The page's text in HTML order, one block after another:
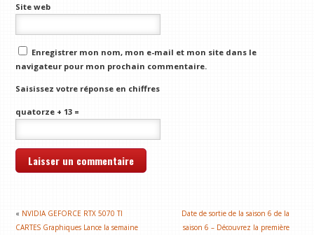
Site web
Enregistrer mon nom, mon e-mail et mon site dans le
navigateur pour mon prochain commentaire.
Saisissez votre réponse en chiffres
quatorze + 13 =
« NVIDIA GEFORCE RTX 5070 TI
CARTES Graphiques Lance la semaine
Date de sortie de la saison 6 de la
saison 6 – Découvrez la première